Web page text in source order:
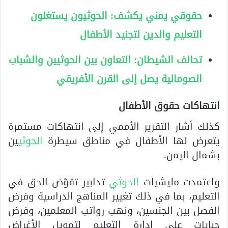
حقوقي يمني يكشف: الحوثيون يستغلون
التعليم والدين لتجنيد الأطفال
تحالف الشيطان: التعاون بين الحوثيين والشباب
الصومالية يصل إلى القرن الأفريقي
انتهاكات حقوق الأطفال
كذلك أشار التقرير الأممي إلى انتهاكات مستمرة
يتعرض لها الأطفال في مناطق سيطرة الحوثيين
بشمال اليمن.
واعتمدت مليشيات الحوثي تدابير تقوّض الحق في
التعليم، بما في ذلك تغيير المناهج الدراسية وفرض
الفصل بين الجنسين، ونهب رواتب المعلمين، وفرض